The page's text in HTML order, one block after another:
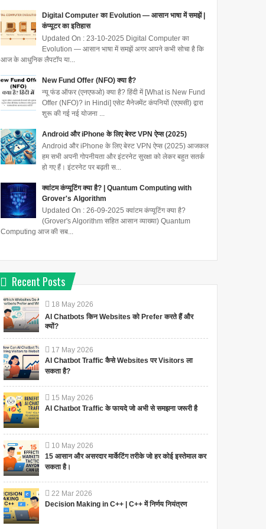
Digital Computer का Evolution — आसान भाषा में समझें |
कंप्यूटर का इतिहास
Updated On : 23-10-2025 Digital Computer का
Evolution — आसान भाषा में समझें अगर आपने कभी सोचा है कि
आज के आधुनिक लैपटॉप या...
New Fund Offer (NFO) क्या है?
न्यू फंड ऑफर (एनएफओ) क्या है? हिंदी में [What is New Fund
Offer (NFO)? in Hindi] एसेट मैनेजमेंट कंपनियों (एएमसी) द्वारा
शुरू की गई नई योजना ...
Android और iPhone के लिए बेस्ट VPN ऐप्स (2025)
Android और iPhone के लिए बेस्ट VPN ऐप्स (2025) आजकल
हम सभी अपनी गोपनीयता और इंटरनेट सुरक्षा को लेकर बहुत सतर्क
हो गए हैं। इंटरनेट पर बढ़ती स...
क्वांटम कंप्यूटिंग क्या है? | Quantum Computing with
Grover's Algorithm
Updated On : 26-09-2025 क्वांटम कंप्यूटिंग क्या है?
(Grover's Algorithm सहित आसान व्याख्या) Quantum
Computing आज की सब...
Recent Posts
18 May 2026
AI Chatbots किन Websites को Prefer करते हैं और
क्यों?
17 May 2026
AI Chatbot Traffic कैसे Websites पर Visitors ला
सकता है?
15 May 2026
AI Chatbot Traffic के फायदे जो अभी से समझना जरूरी है
10 May 2026
15 आसान और असरदार मार्केटिंग तरीके जो हर कोई इस्तेमाल कर
सकता है।
22 Mar 2026
Decision Making in C++ | C++ में निर्णय नियंत्रण